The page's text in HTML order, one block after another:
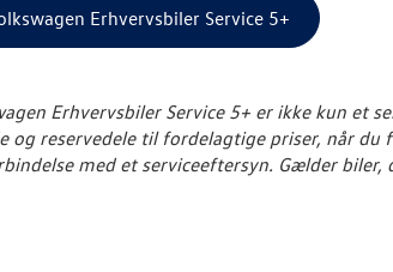
Erhvervsbiler Service 5+
Erhvervsbiler Service 5+ er ikke kun et
og reservedele til fordelagtige priser, når
med et serviceeftersyn. Gælder biler,